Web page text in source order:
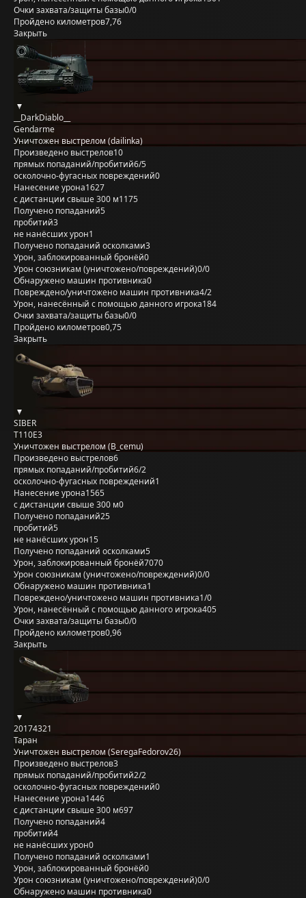
Очки захвата/защиты базы0/0
Пройдено километров7,76
Закрыть
__DarkDiablo__
Gendarme
Уничтожен выстрелом (dailinka)
Произведено выстрелов10
прямых попаданий/пробитий6/5
осколочно-фугасных повреждений0
Нанесение урона1627
с дистанции свыше 300 м1175
Получено попаданий5
пробитий3
не нанёсших урон1
Получено попаданий осколками3
Урон, заблокированный бронёй0
Урон союзникам (уничтожено/повреждений)0/0
Обнаружено машин противника0
Повреждено/уничтожено машин противника4/2
Урон, нанесённый с помощью данного игрока184
Очки захвата/защиты базы0/0
Пройдено километров0,75
Закрыть
SIBER
T110E3
Уничтожен выстрелом (B_cemu)
Произведено выстрелов6
прямых попаданий/пробитий6/2
осколочно-фугасных повреждений1
Нанесение урона1565
с дистанции свыше 300 м0
Получено попаданий25
пробитий5
не нанёсших урон15
Получено попаданий осколками5
Урон, заблокированный бронёй7070
Урон союзникам (уничтожено/повреждений)0/0
Обнаружено машин противника1
Повреждено/уничтожено машин противника1/0
Урон, нанесённый с помощью данного игрока405
Очки захвата/защиты базы0/0
Пройдено километров0,96
Закрыть
20174321
Таран
Уничтожен выстрелом (SeregaFedorov26)
Произведено выстрелов3
прямых попаданий/пробитий2/2
осколочно-фугасных повреждений0
Нанесение урона1446
с дистанции свыше 300 м697
Получено попаданий4
пробитий4
не нанёсших урон0
Получено попаданий осколками1
Урон, заблокированный бронёй0
Урон союзникам (уничтожено/повреждений)0/0
Обнаружено машин противника0